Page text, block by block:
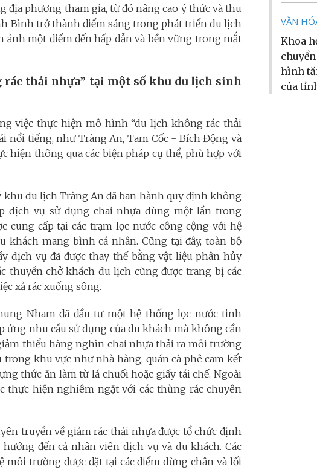
phương tham gia, từ đó nâng cao ý thức và thu
Bình trở thành điểm sáng trong phát triển du lịch
một điểm đến hấp dẫn và bền vững trong mắt
thải nhựa” tại một số khu du lịch sinh
việc thực hiện mô hình “du lịch không rác thải
nổi tiếng, như Tràng An, Tam Cốc - Bích Động và
hiện thông qua các biện pháp cụ thể, phù hợp với
khu du lịch Tràng An đã ban hành quy định không
dịch vụ sử dụng chai nhựa dùng một lần trong
cung cấp tại các trạm lọc nước công cộng với hệ
mang bình cá nhân. Cũng tại đây, toàn bộ
dịch vụ đã được thay thế bằng vật liệu phân hủy
thuyền chở khách du lịch cũng được trang bị các
xả rác xuống sông.
Nham đã đầu tư một hệ thống lọc nước tinh
ứng nhu cầu sử dụng của du khách mà không cần
thiểu hàng nghìn chai nhựa thải ra môi trường
trong khu vực như nhà hàng, quán cà phê cam kết
thức ăn làm từ lá chuối hoặc giấy tái chế. Ngoài
thực hiện nghiêm ngặt với các thùng rác chuyên
truyền về giảm rác thải nhựa được tổ chức định
đến cả nhân viên dịch vụ và du khách. Các
môi trường được đặt tại các điểm dừng chân và lối
VĂN
Khoa
hình
của